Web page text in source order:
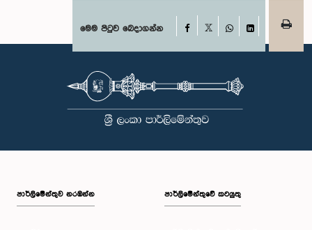
මෙම පිටුව බෙදාගන්න Facebook
WhatsAppLinkedIn
පාර්ලි‌මේන්තුව නරඹන්න පාර්ලිමේන්තුවේ කටයුතු